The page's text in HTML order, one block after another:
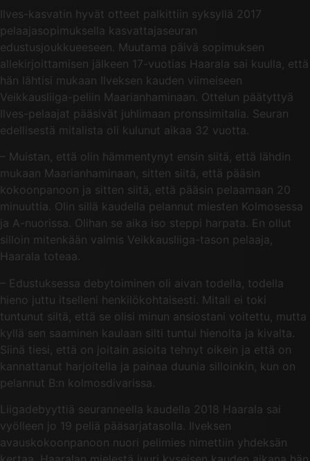
Ilves-kasvatin hyvät otteet palkittiin syksyllä 2017
pelaajasopimuksella kasvattajaseuran
edustusjoukkueeseen. Muutama päivä sopimuksen
allekirjoittamisen jälkeen 17-vuotias Haarala sai kuulla, että
hän lähtisi mukaan Ilveksen kauden viimeiseen
Veikkausliiga-peliin Maarianhaminaan. Ottelun päätyttyä
Ilves-pelaajat pääsivät juhlimaan pronssimitalia. Seuran
edellisestä mitalista oli kulunut aikaa 32 vuotta.
– Muistan, että olin hämmentynyt ensin siitä, että lähdin
mukaan Maarianhaminaan, sitten siitä, että pääsin
kokoonpanoon ja sitten siitä, että pääsin pelaamaan 20
minuuttia. Olin sillä kaudella pelannut miesten Kolmosessa
ja A-nuorissa. Olihan se aika iso steppi harpata. En ollut
silloin mitenkään valmis Veikkausliiga-tason pelaaja,
Haarala toteaa.
– Edustuksessa debytoiminen oli aivan todella, todella
hieno juttu itselleni henkilökohtaisesti. Mitali ei toki
tuntunut siltä, että se olisi minun ansiostani voitettu, mutta
kyllä sen saaminen kaulaan silti tuntui hienolta ja kivalta.
Siinä tiesi, että on joitain asioita tehnyt oikein ja että on
kannattanut harjoitella ja painaa duunia silloinkin, kun on
pelannut B:n kolmosdivarissa.
Liigadebyyttiä seuranneella kaudella 2018 Haarala sai
vyölleen jo 19 peliä pääsarjatasolla. Ilveksen
avauskokoonpanoon nuori pelimies nimettiin yhdeksän